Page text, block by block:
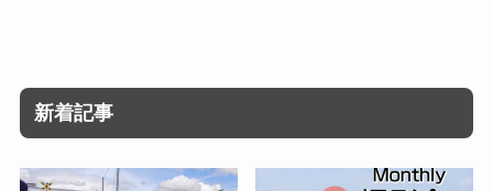
新着記事